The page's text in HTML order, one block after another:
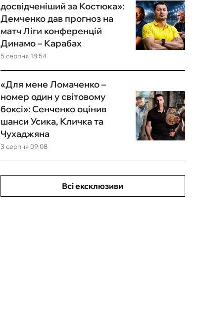
5 серпня 18:54
досвідченіший за Костюка»:
Демченко дав прогноз на
матч Ліги конференцій
Динамо – Карабах
3 серпня 09:08
«Для мене Ломаченко –
номер один у світовому
боксі»: Сенченко оцінив
шанси Усика, Кличка та
Чухаджяна
Всі ексклюзиви